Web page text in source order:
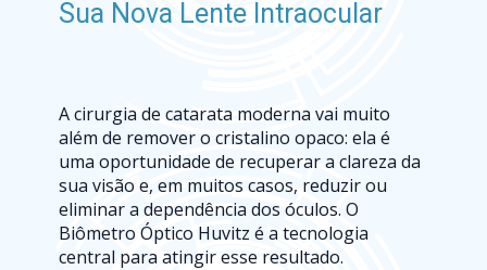
Sua Nova Lente Intraocular
A cirurgia de catarata moderna vai muito
além de remover o cristalino opaco: ela é
uma oportunidade de recuperar a clareza da
sua visão e, em muitos casos, reduzir ou
eliminar a dependência dos óculos. O
Biômetro Óptico Huvitz é a tecnologia
central para atingir esse resultado.